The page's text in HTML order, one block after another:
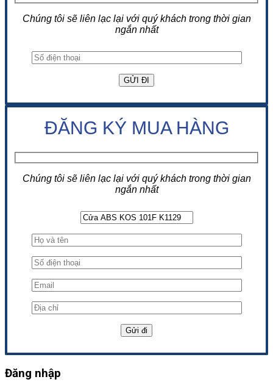
Chúng tôi sẽ liên lạc lại với quý khách trong thời gian
ngắn nhất
ĐĂNG KÝ MUA HÀNG
Chúng tôi sẽ liên lạc lại với quý khách trong thời gian
ngắn nhất
Đăng nhập